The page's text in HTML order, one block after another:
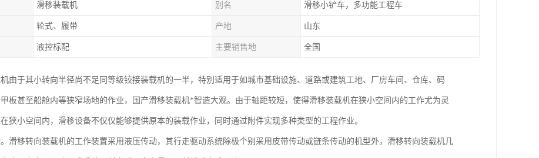
滑移装载机 别名 滑移小铲车，多功能工程车
轮式、履带 产地 山东
液控标配 主要销售地 全国
由于其小转向半径尚不足同等级铰接装载机的一半，特别适用于如城市基础设施、道路或建筑工地、厂房车间、仓库、码
板甚至船舱内等狭窄场地的作业，国产滑移装载机*智造大观。由于轴距较短，使得滑移装载机在狭小空间内的工作尤为灵
狭小空间内，滑移设备不仅仅能够提供原本的装载作业，同时通过附件实现多种类型的工程作业。
滑移转向装载机的工作装置采用液压传动，其行走驱动系统除极个别采用皮带传动或链条传动的机型外，滑移转向装载机几